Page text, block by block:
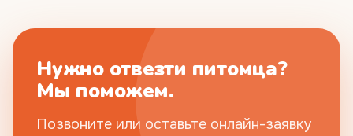
Нужно отвезти питомца?
Мы поможем.
Позвоните или оставьте онлайн-заявку